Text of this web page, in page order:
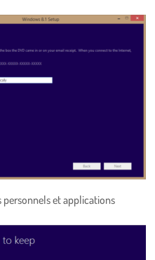
et applications